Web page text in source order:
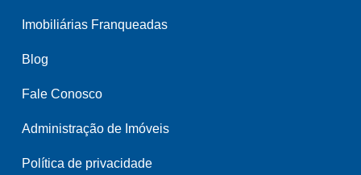
Imobiliárias Franqueadas
Blog
Fale Conosco
Administração de Imóveis
Política de privacidade